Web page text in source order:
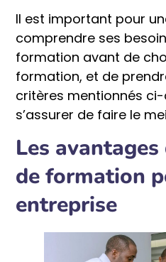
Il est important pour
comprendre ses
formation avant de
formation, et de
critères mentionnés
s’assurer de faire le
Les
de formation
entreprise